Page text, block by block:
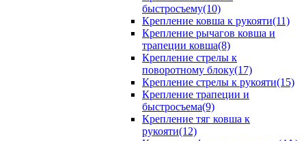
быстросъему(10)
Крепление ковша к рукояти(11)
Крепление рычагов ковша и
трапеции ковша(8)
Крепление стрелы к
поворотному блоку(17)
Крепление стрелы к рукояти(15)
Крепление трапеции и
быстросъема(9)
Крепление тяг ковша к
рукояти(12)